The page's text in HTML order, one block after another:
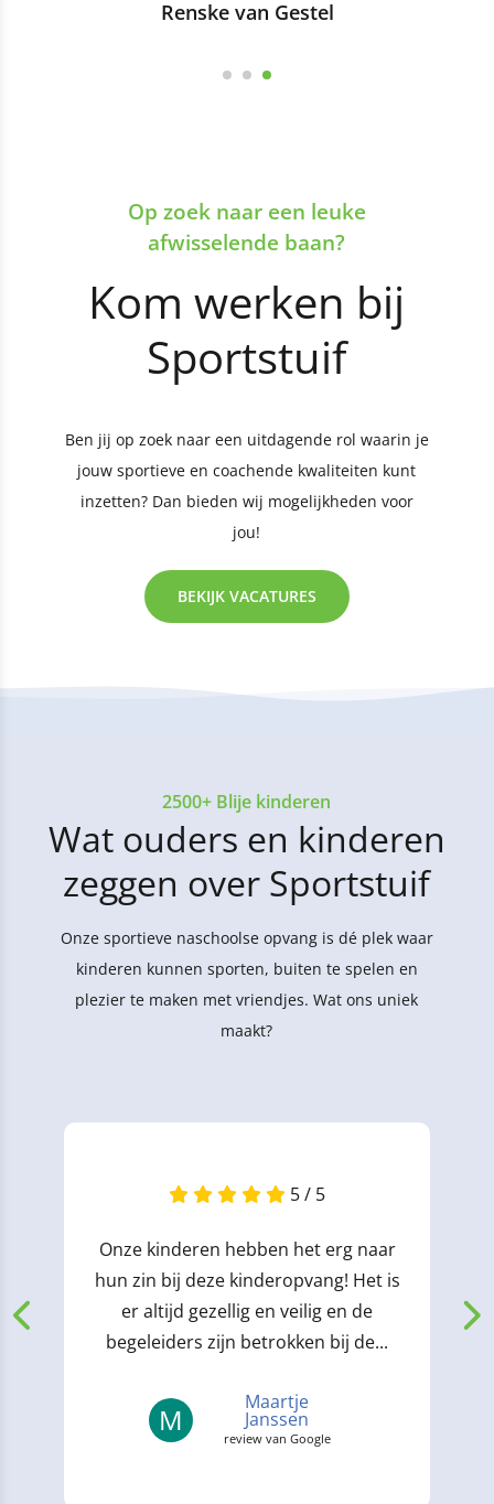
Renske van Gestel
Op zoek naar een leuke
afwisselende baan?
Kom werken bij
Sportstuif
Ben jij op zoek naar een uitdagende rol waarin je
jouw sportieve en coachende kwaliteiten kunt
inzetten? Dan bieden wij mogelijkheden voor
jou!
BEKIJK VACATURES
2500+ Blije kinderen
Wat ouders en kinderen
zeggen over Sportstuif
Onze sportieve naschoolse opvang is dé plek waar
kinderen kunnen sporten, buiten te spelen en
plezier te maken met vriendjes. Wat ons uniek
maakt?
5 / 5
Onze kinderen hebben het erg naar
hun zin bij deze kinderopvang! Het is
er altijd gezellig en veilig en de
begeleiders zijn betrokken bij de...
M Maartje
Janssen
review van Google